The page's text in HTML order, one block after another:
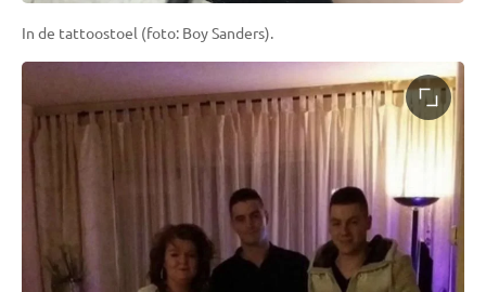
In de tattoostoel (foto: Boy Sanders).